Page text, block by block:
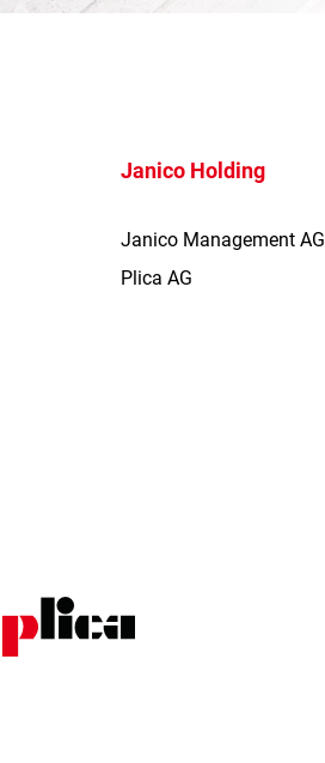
Janico Holding
Janico Management AG
Plica AG